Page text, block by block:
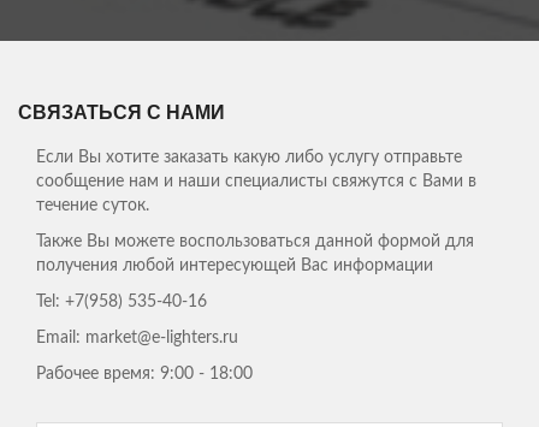
работы компании удивила! Превзошли все мои ожидания!
Спасибо!
Сбылись мои мечты, теперь мы живем в собственном доме, на
свежем воздухе! Спасибо Вам ребята!
Мы давно с мужем планировали переехать из
ничего не понимали и обратились к
специалистам из 25Строй. Здесь нам сделали
все просто на "отлично"! Никаких зажержек,
плане. Большое спасибо!
ЕВГЕНИЙ
специалисты !
СВЯЗАТЬСЯ С НАМИ
Если Вы хотите заказать какую либо услугу отправьте
сообщение нам и наши специалисты свяжутся с Вами в
течение суток.
Также Вы можете воспользоваться данной формой для
получения любой интересующей Вас информации
Tel: +7(958) 535-40-16
Email: market@e-lighters.ru
Рабочее время: 9:00 - 18:00